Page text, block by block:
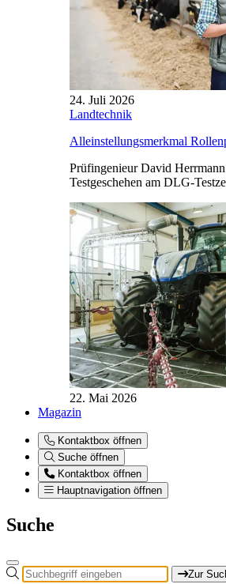
24. Juli 2026
Landtechnik
Alleinstellungsmerkmal
Prüfingenieur David
Testgeschehen am DLG-
22. Mai 2026
Magazin
Kontaktbox öffnen
Suche öffnen
Kontaktbox öffnen
Hauptnavigation öffnen
Suche
Zur